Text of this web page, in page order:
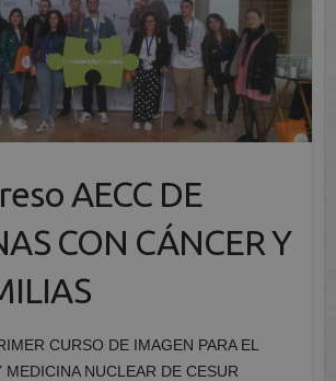
AECC DE
CON CÁNCER Y
CURSO DE IMAGEN PARA EL
MEDICINA NUCLEAR DE CESUR